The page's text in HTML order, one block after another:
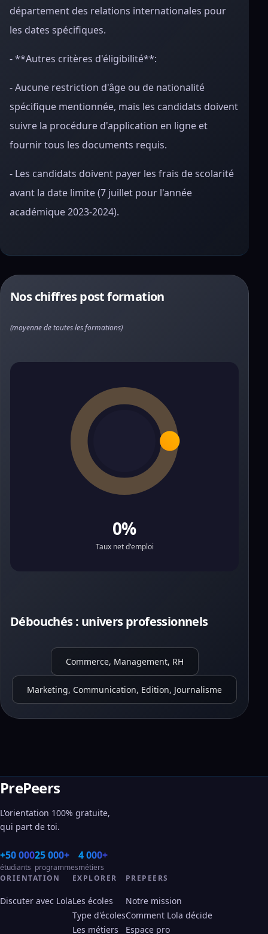
département des relations internationales pour
les dates spécifiques.
- **Autres critères d'éligibilité**:
- Aucune restriction d'âge ou de nationalité
spécifique mentionnée, mais les candidats doivent
suivre la procédure d'application en ligne et
fournir tous les documents requis.
- Les candidats doivent payer les frais de scolarité
avant la date limite (7 juillet pour l'année
académique 2023-2024).
Nos chiffres post formation
(moyenne de toutes les formations)
0%
Taux net d'emploi
Débouchés : univers professionnels
Commerce, Management, RH
Marketing, Communication, Edition, Journalisme
PrePeers
L'orientation 100% gratuite,
qui part de toi.
+50 000
étudiants
25 000+
programmes
4 000+
métiers
ORIENTATION
Discuter avec Lola
EXPLORER
Les écoles
Type d'écoles
Les métiers
PREPEERS
Notre mission
Comment Lola décide
Espace pro